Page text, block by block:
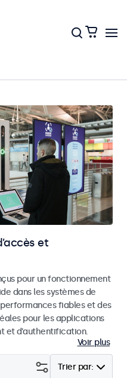
et
pour un fonctionnement
dans les systèmes de
fiables et des
pour les applications
et d’authentification.
Voir plus
Trier par: